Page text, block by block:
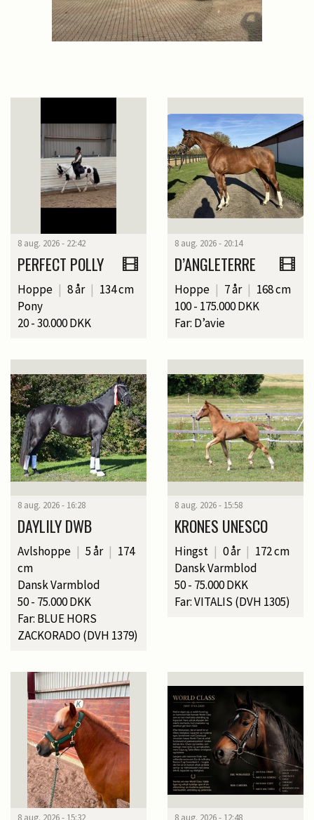
8 aug. 2026 - 22:42
PERFECT POLLY
Hoppe | 8 år | 134 cm
Pony
20 - 30.000 DKK
8 aug. 2026 - 20:14
D’ANGLETERRE
Hoppe | 7 år | 168 cm
100 - 175.000 DKK
Far: D’avie
8 aug. 2026 - 16:28
DAYLILY DWB
Avlshoppe | 5 år | 174
cm
Dansk Varmblod
50 - 75.000 DKK
Far: BLUE HORS
ZACKORADO (DVH 1379)
8 aug. 2026 - 15:58
KRONES UNESCO
Hingst | 0 år | 172 cm
Dansk Varmblod
50 - 75.000 DKK
Far: VITALIS (DVH 1305)